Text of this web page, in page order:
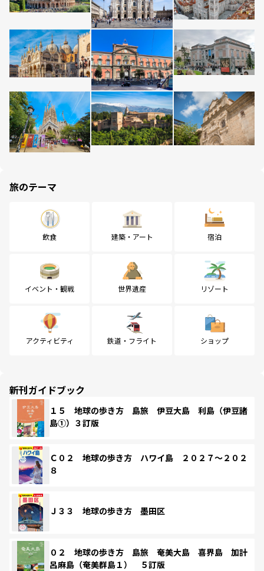
旅のテーマ
飲食 建築・アート 宿泊
イベント・観戦 世界遺産 リゾート
アクティビティ 鉄道・フライト ショップ
新刊ガイドブック
１５ 地球の歩き方 島旅 伊豆大島 利島（伊豆諸
島①）３訂版
Ｃ０２ 地球の歩き方 ハワイ島 ２０２７～２０２
８
Ｊ３３ 地球の歩き方 墨田区
０２ 地球の歩き方 島旅 奄美大島 喜界島 加計
呂麻島（奄美群島１） ５訂版